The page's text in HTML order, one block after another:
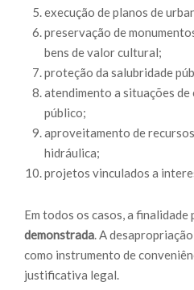
execução de planos de
preservação de
bens de valor cultural;
proteção da salubridade
atendimento a situações
público;
aproveitamento de
hidráulica;
projetos vinculados a
Em todos os casos, a
demonstrada. A
como instrumento de
justificativa legal.